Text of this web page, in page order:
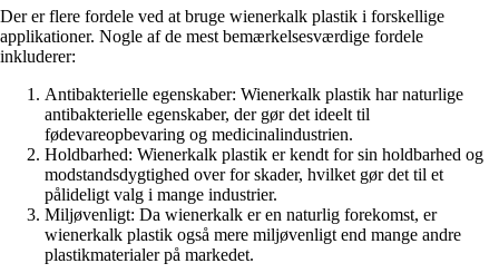
Der er flere fordele ved at bruge wienerkalk plastik i forskellige
applikationer. Nogle af de mest bemærkelsesværdige fordele
inkluderer:
Antibakterielle egenskaber: Wienerkalk plastik har naturlige
antibakterielle egenskaber, der gør det ideelt til
fødevareopbevaring og medicinalindustrien.
Holdbarhed: Wienerkalk plastik er kendt for sin holdbarhed og
modstandsdygtighed over for skader, hvilket gør det til et
pålideligt valg i mange industrier.
Miljøvenligt: Da wienerkalk er en naturlig forekomst, er
wienerkalk plastik også mere miljøvenligt end mange andre
plastikmaterialer på markedet.